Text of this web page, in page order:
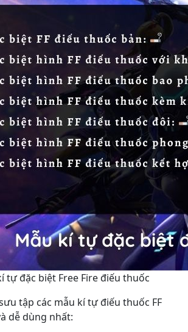
tự đặc biệt Free Fire điếu thuốc
tập các mẫu kí tự điếu thuốc FF
dễ dùng nhất: